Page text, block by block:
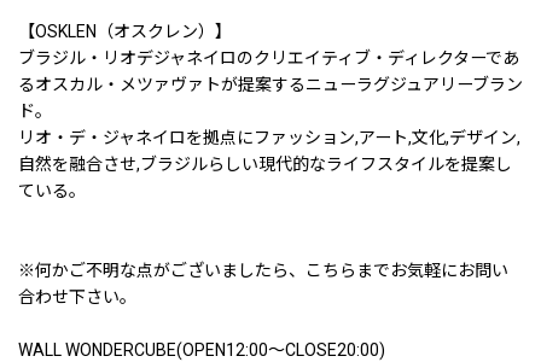
【OSKLEN（オスクレン）】
ブラジル・リオデジャネイロのクリエイティブ・ディレクターであ
るオスカル・メツァヴァトが提案するニューラグジュアリーブラン
ド。
リオ・デ・ジャネイロを拠点にファッション,アート,文化,デザイン,
自然を融合させ,ブラジルらしい現代的なライフスタイルを提案し
ている。
※何かご不明な点がございましたら、こちらまでお気軽にお問い
合わせ下さい。
WALL WONDERCUBE(OPEN12:00〜CLOSE20:00)